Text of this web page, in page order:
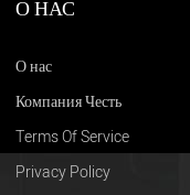
О НАС
О нас
Компания Честь
Terms Of Service
Privacy Policy